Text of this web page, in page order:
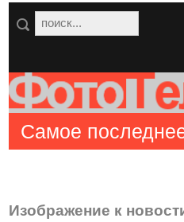
Самое
Изображение к